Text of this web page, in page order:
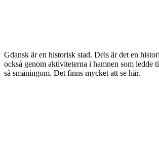
Gdansk är en historisk stad. Dels är det en
också genom aktiviteterna i hamnen som ledde
så småningom. Det finns mycket att se här.